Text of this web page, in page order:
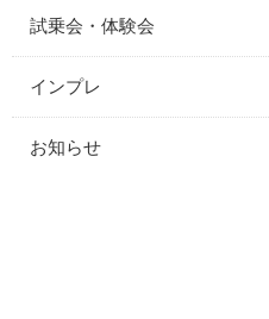
試乗会・体験会
インプレ
お知らせ